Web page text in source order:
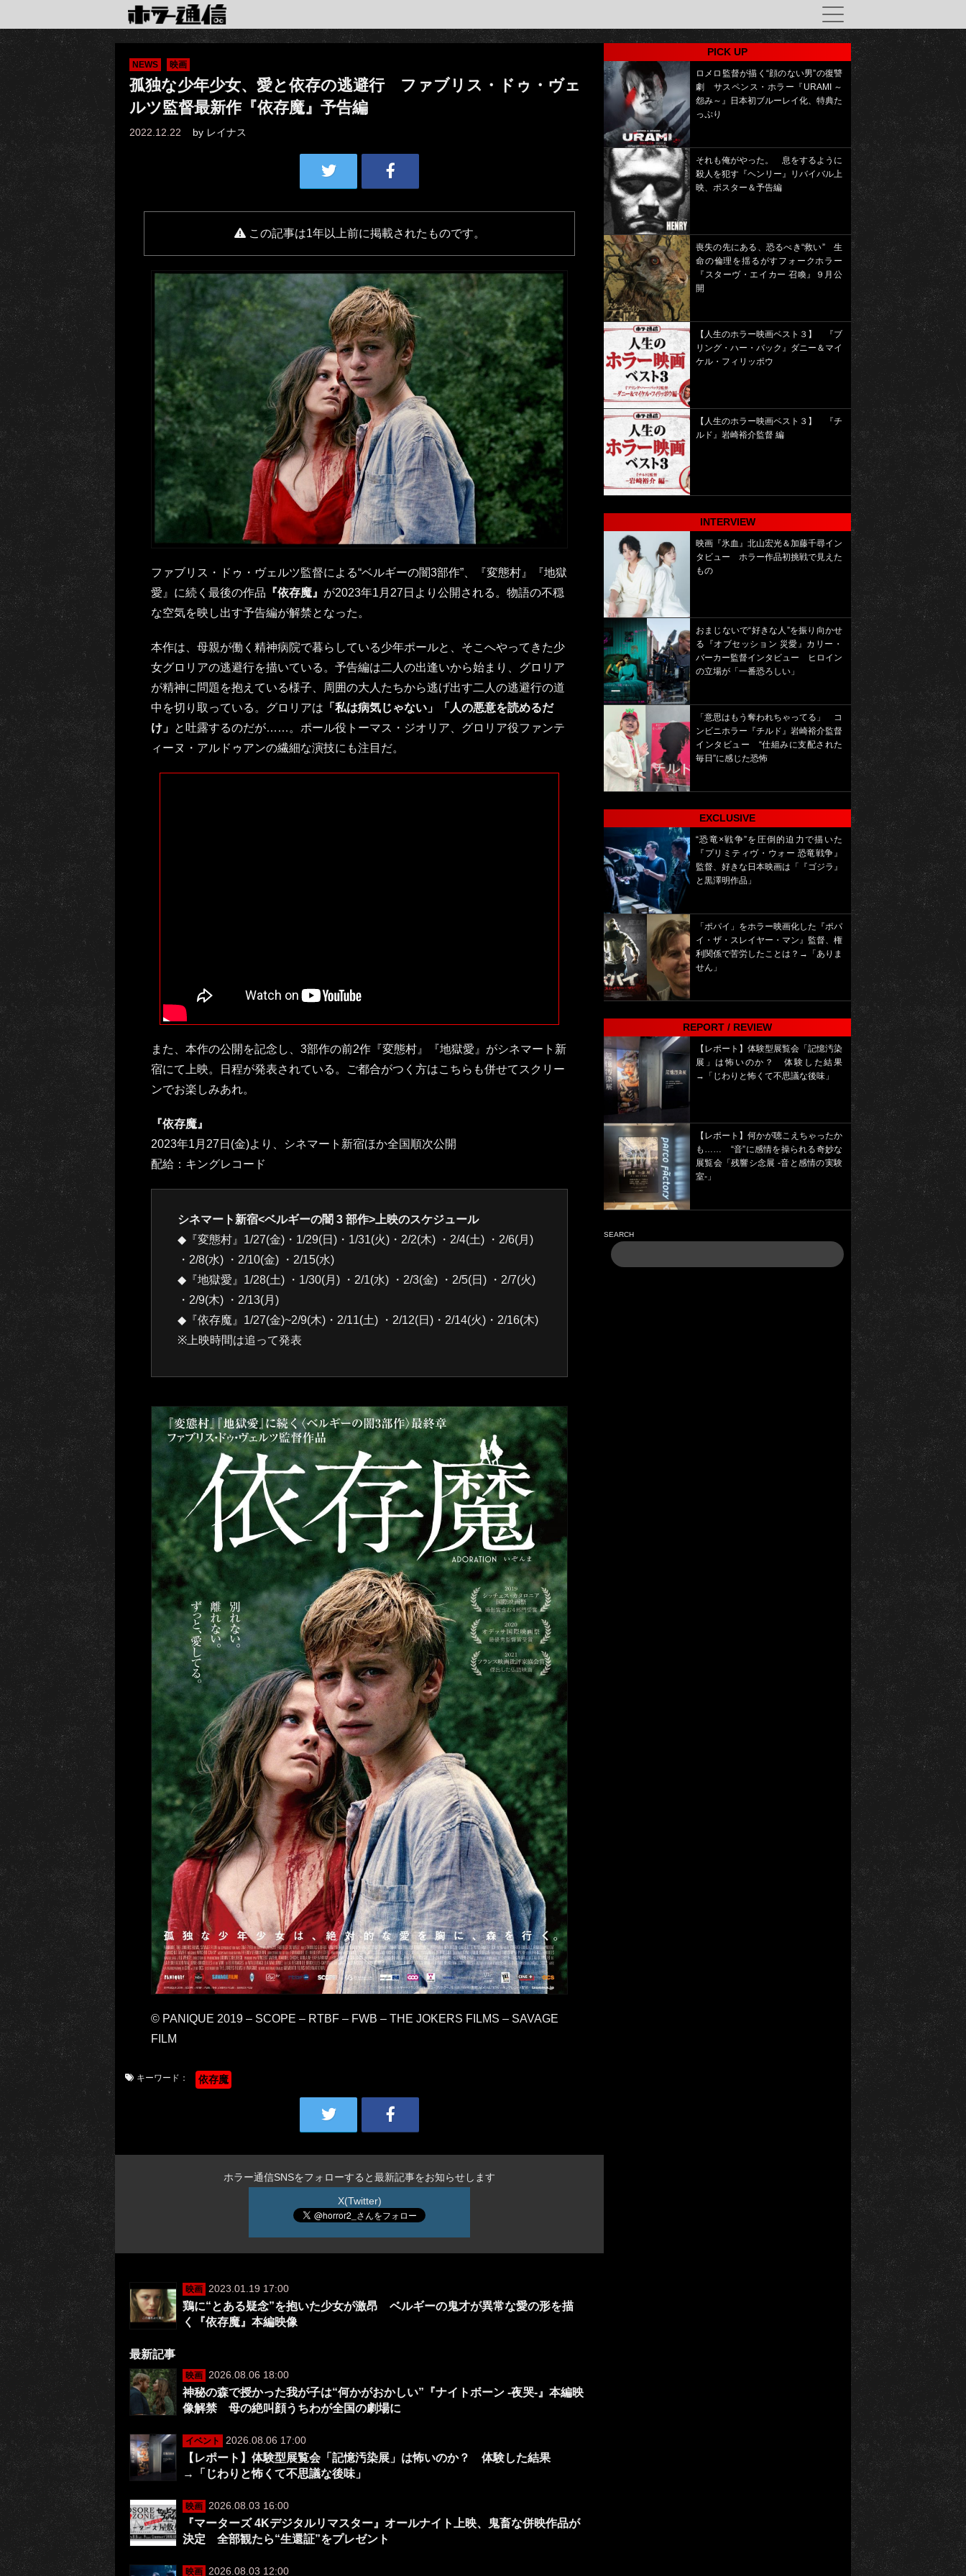
NEWS 映画
孤独な少年少女、愛と依存の逃避行 ファブリス・ドゥ・ヴェ
ルツ監督最新作『依存魔』予告編
2022.12.22 by レイナス
この記事は1年以上前に掲載されたものです。
ファブリス・ドゥ・ヴェルツ監督による“ベルギーの闇3部作”、『変態村』『地獄
愛』に続く最後の作品 『依存魔』 が2023年1月27日より公開される。物語の不穏
な空気を映し出す予告編が解禁となった。
本作は、母親が働く精神病院で暮らしている少年ポールと、そこへやってきた少
女グロリアの逃避行を描いている。予告編は二人の出逢いから始まり、グロリア
が精神に問題を抱えている様子、周囲の大人たちから逃げ出す二人の逃避行の道
中を切り取っている。グロリアは 「私は病気じゃない」「人の悪意を読めるだ
け」 と吐露するのだが……。ポール役トーマス・ジオリア、グロリア役ファンテ
ィーヌ・アルドゥアンの繊細な演技にも注目だ。
また、本作の公開を記念し、3部作の前2作『変態村』『地獄愛』がシネマート新
宿にて上映。日程が発表されている。ご都合がつく方はこちらも併せてスクリー
ンでお楽しみあれ。
『依存魔』
2023年1月27日(金)より、シネマート新宿ほか全国順次公開
配給：キングレコード
シネマート新宿<ベルギーの闇 3 部作>上映のスケジュール
◆『変態村』1/27(金)・1/29(日)・1/31(火)・2/2(木) ・2/4(土) ・2/6(月)
・2/8(水) ・2/10(金) ・2/15(水)
◆『地獄愛』1/28(土) ・1/30(月) ・2/1(水) ・2/3(金) ・2/5(日) ・2/7(火)
・2/9(木) ・2/13(月)
◆『依存魔』1/27(金)~2/9(木)・2/11(土) ・2/12(日)・2/14(火)・2/16(木)
※上映時間は追って発表
© PANIQUE 2019 – SCOPE – RTBF – FWB – THE JOKERS FILMS – SAVAGE
FILM
キーワード： 依存魔
ホラー通信SNSをフォローすると最新記事をお知らせします
X(Twitter)
映画 2023.01.19 17:00
鶏に“とある疑念”を抱いた少女が激昂 ベルギーの鬼才が異常な愛の形を描
く『依存魔』本編映像
最新記事
映画 2026.08.06 18:00
神秘の森で授かった我が子は“何かがおかしい”『ナイトボーン -夜哭-』本編映
像解禁 母の絶叫顔うちわが全国の劇場に
イベント 2026.08.06 17:00
【レポート】体験型展覧会「記憶汚染展」は怖いのか？ 体験した結果
→「じわりと怖くて不思議な後味」
映画 2026.08.03 16:00
『マーターズ 4Kデジタルリマスター』オールナイト上映、鬼畜な併映作品が
決定 全部観たら“生還証”をプレゼント
映画 2026.08.03 12:00
PICK UP
ロメロ監督が描く“顔のない男”の復讐
劇 サスペンス・ホラー『URAMI ～
怨み～』日本初ブルーレイ化、特典た
っぷり
それも俺がやった。 息をするように
殺人を犯す『ヘンリー』リバイバル上
映、ポスター＆予告編
喪失の先にある、恐るべき“救い” 生
命の倫理を揺るがすフォークホラー
『スターヴ・エイカー 召喚』９月公
開
【人生のホラー映画ベスト３】 『ブ
リング・ハー・バック』ダニー＆マイ
ケル・フィリッポウ
【人生のホラー映画ベスト３】 『チ
ルド』岩崎裕介監督 編
INTERVIEW
映画『氷血』北山宏光＆加藤千尋イン
タビュー ホラー作品初挑戦で見えた
もの
おまじないで“好きな人”を振り向かせ
る『オブセッション 災愛』カリー・
バーカー監督インタビュー ヒロイン
の立場が「一番恐ろしい」
「意思はもう奪われちゃってる」 コ
ンビニホラー『チルド』岩崎裕介監督
インタビュー “仕組みに支配された
毎日”に感じた恐怖
EXCLUSIVE
“恐竜×戦争”を圧倒的迫力で描いた
『プリミティヴ・ウォー 恐竜戦争』
監督、好きな日本映画は「『ゴジラ』
と黒澤明作品」
「ポパイ」をホラー映画化した『ポパ
イ・ザ・スレイヤー・マン』監督、権
利関係で苦労したことは？→「ありま
せん」
REPORT / REVIEW
【レポート】体験型展覧会「記憶汚染
展」は怖いのか？ 体験した結果
→「じわりと怖くて不思議な後味」
【レポート】何かが聴こえちゃったか
も…… “音”に感情を操られる奇妙な
展覧会「残響シ念展 -⾳と感情の実験
室-」
SEARCH